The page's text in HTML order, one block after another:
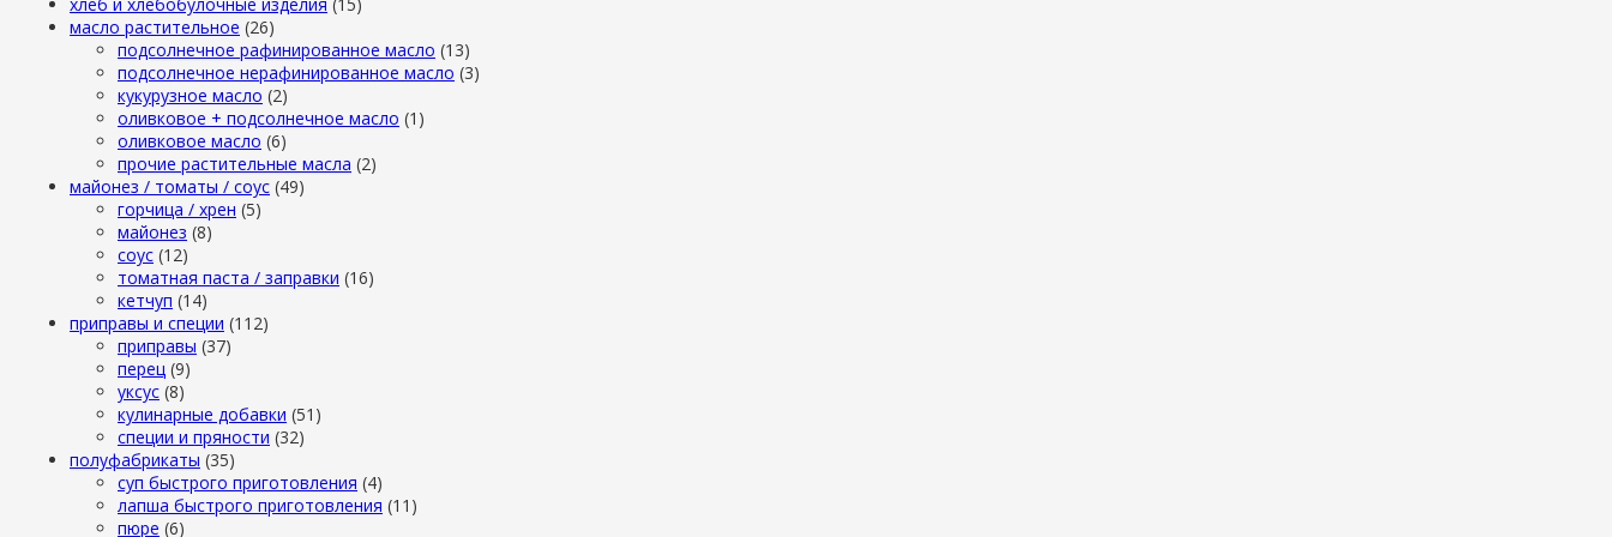
масло растительное (26)
подсолнечное рафинированное масло (13)
подсолнечное нерафинированное масло (3)
кукурузное масло (2)
оливковое + подсолнечное масло (1)
оливковое масло (6)
прочие растительные масла (2)
майонез / томаты / соус (49)
горчица / хрен (5)
майонез (8)
соус (12)
томатная паста / заправки (16)
кетчуп (14)
приправы и специи (112)
приправы (37)
перец (9)
уксус (8)
кулинарные добавки (51)
специи и пряности (32)
полуфабрикаты (35)
суп быстрого приготовления (4)
лапша быстрого приготовления (11)
пюре (6)